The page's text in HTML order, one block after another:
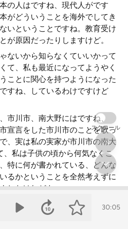
の人はですね、現代人がです
がどういうことを海外でしてき
いということですね。教育受け
が原因だったりしますけど。
ないから知らなくていいかって
て、私も最近になってようやく
ことに関心を持つようになった
すね、しているわけですけど
市川市、南大野にはですね、
宣言をした市川市のことを歌っ
、実は私の実家が市川市の南大
、私は子供の頃から何気なくこ
特に何が書かれている、どんな
るかということを全然考えずに
したけれども、
に帰ってからもこの塔を見ても
したが、今が一番この宣言、そ
30:05
スクロール